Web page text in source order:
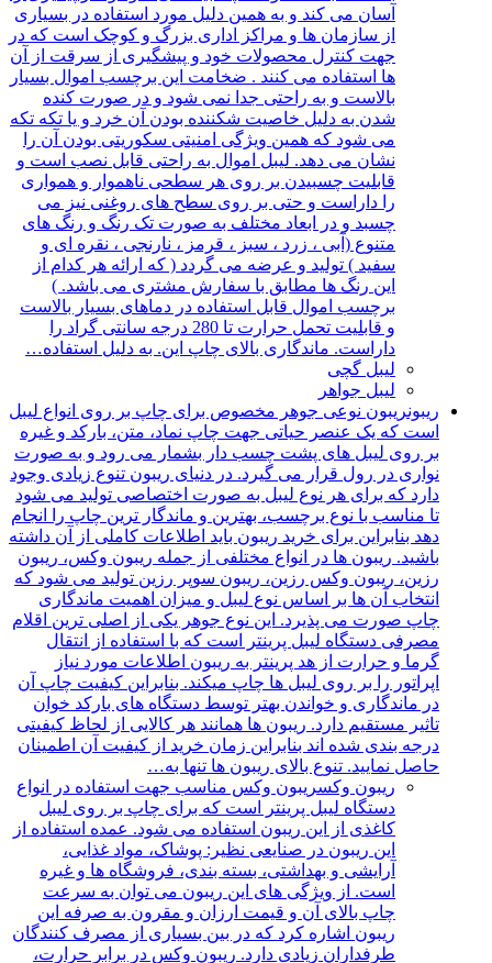
آسان می کند و به همین دلیل مورد استفاده در بسیاری
از سازمان ها و مراکز اداری بزرگ و کوچک است که در
جهت کنترل محصولات خود و پیشگیری از سرقت از آن
ها استفاده می کنند . ضخامت این برچسب اموال بسیار
بالاست و به راحتی جدا نمی شود و در صورت کنده
شدن به دلیل خاصیت شکننده بودن آن خرد و یا تکه تکه
می شود که همین ویژگی امنیتی سکوریتی بودن آن را
نشان می دهد. لیبل اموال به راحتی قابل نصب است و
قابلیت چسبیدن بر روی هر سطحی ناهموار و همواری
را داراست و حتی بر روی سطح های روغنی نیز می
چسبد و در ابعاد مختلف به صورت تک رنگ و رنگ های
متنوع (آبی ، زرد ، سبز ، قرمز ، نارنجی ، نقره ای و
سفید ) تولید و عرضه می گردد ( که ارائه هر کدام از
این رنگ ها مطابق با سفارش مشتری می باشد. )
برچسب اموال قابل استفاده در دماهای بسیار بالاست
و قابلیت تحمل حرارت تا 280 درجه سانتی گراد را
داراست. ماندگاری بالای چاپ این. به دلیل استفاده…
لیبل گچی
لیبل جواهر
ریبونریبون نوعی جوهر مخصوص برای چاپ بر روی انواع لیبل
است که یک عنصر حیاتی جهت چاپ نماد، متن، بارکد و غیره
بر روی لیبل های پشت چسب دار بشمار می رود و به صورت
نواری در رول قرار می گیرد. در دنیای ریبون تنوع زیادی وجود
دارد که برای هر نوع لیبل به صورت اختصاصی تولید می شود
تا مناسب با نوع برچسب، بهترین و ماندگار ترین چاپ را انجام
دهد بنابراین برای خرید ریبون باید اطلاعات کاملی از آن داشته
باشید. ریبون ها در انواع مختلفی از جمله ریبون وکس، ریبون
رزین، ریبون وکس رزین، ریبون سوپر رزین تولید می شود که
انتخاب آن ها بر اساس نوع لیبل و میزان اهمیت ماندگاری
چاپ صورت می پذیرد. این نوع جوهر یکی از اصلی ترین اقلام
مصرفی دستگاه لیبل پرینتر است که با استفاده از انتقال
گرما و حرارت از هد پرینتر به ریبون اطلاعات مورد نیاز
اپراتور را بر روی لیبل ها چاپ میکند. بنابراین کیفیت چاپ آن
در ماندگاری و خواندن بهتر توسط دستگاه های بارکد خوان
تاثیر مستقیم دارد. ریبون ها همانند هر کالایی از لحاظ کیفیتی
درجه بندی شده اند بنابراین زمان خرید از کیفیت آن اطمینان
حاصل نمایید. تنوع بالای ریبون ها تنها به…
ریبون وکسریبون وکس مناسب جهت استفاده در انواع
دستگاه لیبل پرینتر است که برای چاپ بر روی لیبل
کاغذی از این ریبون استفاده می شود. عمده استفاده از
این ریبون در صنایعی نظیر: پوشاک، مواد غذایی،
آرایشی و بهداشتی، بسته بندی، فروشگاه ها و غیره
است. از ویژگی های این ریبون می توان به سرعت
چاپ بالای آن و قیمت ارزان و مقرون به صرفه این
ریبون اشاره کرد که در بین بسیاری از مصرف کنندگان
طرفداران زیادی دارد. ریبون وکس در برابر حرارت،